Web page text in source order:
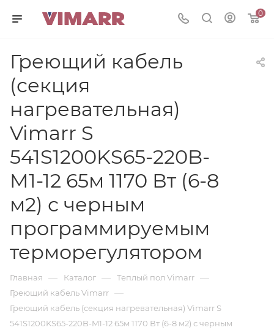
0
Греющий кабель
(секция
нагревательная)
Vimarr S
541S1200KS65-220B-
M1-12 65м 1170 Вт (6-8
м2) с черным
программируемым
терморегулятором
Главная — Каталог — Теплый пол Vimarr —
Греющий кабель Vimarr —
Греющий кабель (секция нагревательная) Vimarr S
541S1200KS65-220B-M1-12 65м 1170 Вт (6-8 м2) с черным